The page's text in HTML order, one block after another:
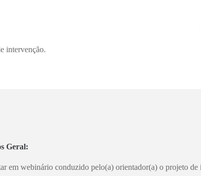
intervenção.
Geral:
em webinário conduzido pelo(a) orientador(a) o projeto